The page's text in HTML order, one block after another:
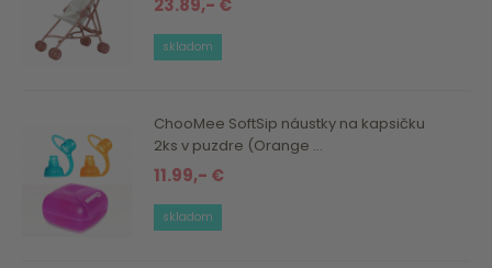
23.89,- €
skladom
ChooMee SoftSip náustky na kapsičku
2ks v puzdre (Orange ...
11.99,- €
skladom